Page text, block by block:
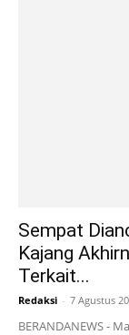
Sempat
Kajang
Terkait...
Redaksi - 7 Agustus
BERANDANEWS -